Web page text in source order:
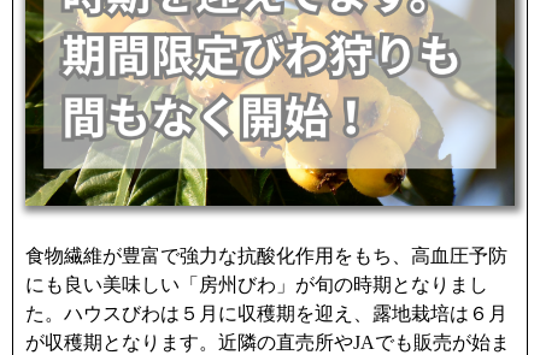
食物繊維が豊富で強力な抗酸化作用をもち、高血圧予防
にも良い美味しい「房州びわ」が旬の時期となりまし
た。ハウスびわは５月に収穫期を迎え、露地栽培は６月
が収穫期となります。近隣の直売所やJAでも販売が始ま